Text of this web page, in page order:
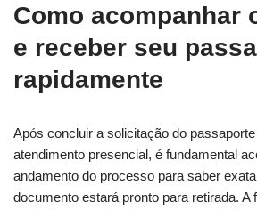
Como acompanhar
e receber seu
rapidamente
Após concluir a solicitação do
atendimento presencial, é fundamental
andamento do processo para saber
documento estará pronto para retirada. A